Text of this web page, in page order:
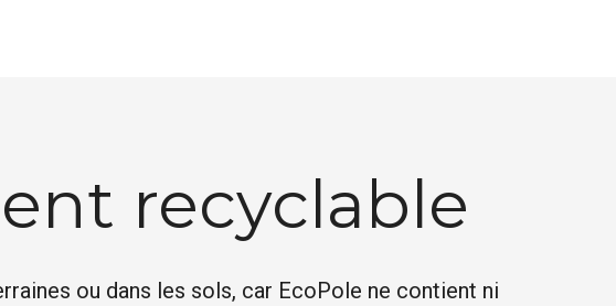
recyclable
ou dans les sols, car EcoPole ne contient ni